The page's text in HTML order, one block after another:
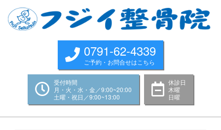
content
0791-62-4339
ご予約・お問合せはこちら
受付時間
月・火・水・金／9:00~20:00
土曜・祝日／9:00~13:00
休診日
木曜
日曜